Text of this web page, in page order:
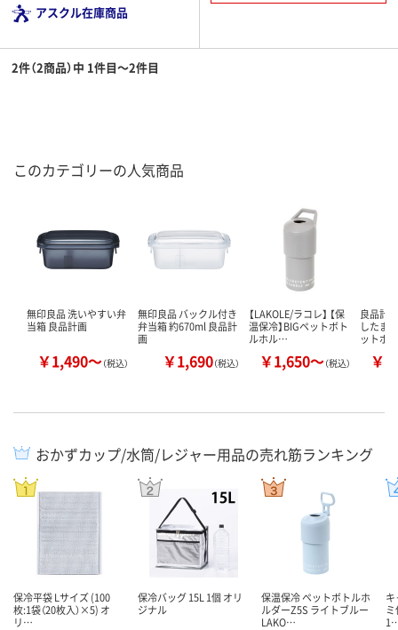
アスクル在庫商品
2件（2商品）中 1件目～2件目
このカテゴリーの人気商品
無印良品 洗いやすい弁
当箱 良品計画
￥1,490～（税込）
無印良品 バックル付き
弁当箱 約670ml 良品計
画
￥1,690（税込）
【LAKOLE/ラコレ】 【保
温保冷】BIGペットボト
ルホル…
￥1,650～（税込）
良品計
したま
ットボ
￥
おかずカップ/水筒/レジャー用品の売れ筋ランキング
保冷平袋 Lサイズ (100
枚:1袋（20枚入）×5) オ
リ…
保冷バッグ 15L 1個 オリ
ジナル
保温保冷 ペットボトルホ
ルダーZ5S ライトブルー
LAKO…